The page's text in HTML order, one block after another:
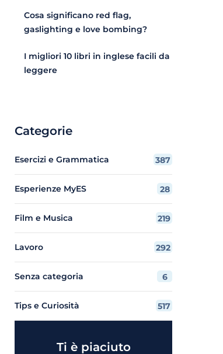
Cosa significano red flag,
gaslighting e love bombing?
I migliori 10 libri in inglese facili da
leggere
Categorie
Esercizi e Grammatica 387
Esperienze MyES 28
Film e Musica 219
Lavoro 292
Senza categoria 6
Tips e Curiosità 517
Ti è piaciuto